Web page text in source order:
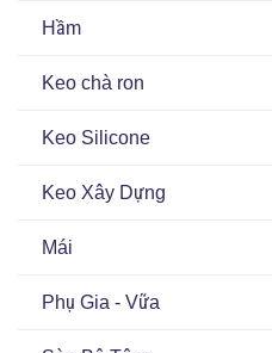
Hầm
Keo chà ron
Keo Silicone
Keo Xây Dựng
Mái
Phụ Gia - Vữa